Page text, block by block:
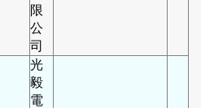
限
公
司
光
毅
電